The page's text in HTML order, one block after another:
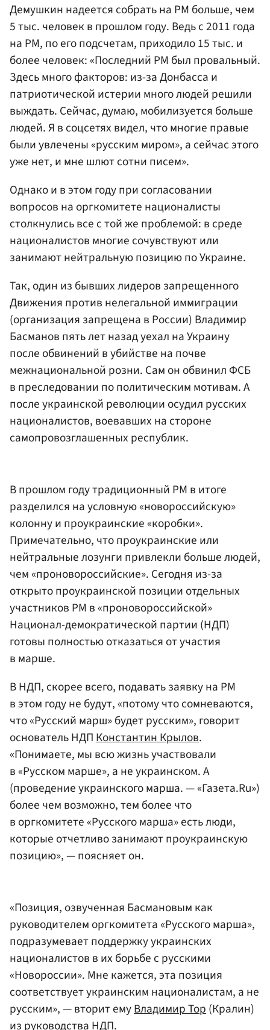
Демушкин надеется собрать на РМ больше, чем
5 тыс. человек в прошлом году. Ведь с 2011 года
на РМ, по его подсчетам, приходило 15 тыс. и
более человек: «Последний РМ был провальный.
Здесь много факторов: из-за Донбасса и
патриотической истерии много людей решили
выждать. Сейчас, думаю, мобилизуется больше
людей. Я в соцсетях видел, что многие правые
были увлечены «русским миром», а сейчас этого
уже нет, и мне шлют сотни писем».
Однако и в этом году при согласовании
вопросов на оргкомитете националисты
столкнулись все с той же проблемой: в среде
националистов многие сочувствуют или
занимают нейтральную позицию по Украине.
Так, один из бывших лидеров запрещенного
Движения против нелегальной иммиграции
(организация запрещена в России) Владимир
Басманов пять лет назад уехал на Украину
после обвинений в убийстве на почве
межнациональной розни. Сам он обвинил ФСБ
в преследовании по политическим мотивам. А
после украинской революции осудил русских
националистов, воевавших на стороне
самопровозглашенных республик.
В прошлом году традиционный РМ в итоге
разделился на условную «новороссийскую»
колонну и проукраинские «коробки».
Примечательно, что проукраинские или
нейтральные лозунги привлекли больше людей,
чем «проновороссийские». Сегодня из-за
открыто проукраинской позиции отдельных
участников РМ в «проновороссийской»
Национал-демократической партии (НДП)
готовы полностью отказаться от участия
в марше.
В НДП, скорее всего, подавать заявку на РМ
в этом году не будут, «потому что сомневаются,
что «Русский марш» будет русским», говорит
основатель НДПКонстантин Крылов.
«Понимаете, мы всю жизнь участвовали
в «Русском марше», а не украинском. А
(проведение украинского марша. — «Газета.Ru»)
более чем возможно, тем более что
в оргкомитете «Русского марша» есть люди,
которые отчетливо занимают проукраинскую
позицию», — поясняет он.
«Позиция, озвученная Басмановым как
руководителем оргкомитета «Русского марша»,
подразумевает поддержку украинских
националистов в их борьбе с русскими
«Новороссии». Мне кажется, эта позиция
соответствует украинским националистам, а не
русским», — вторит емуВладимир Тор (Кралин)
из руководства НДП.